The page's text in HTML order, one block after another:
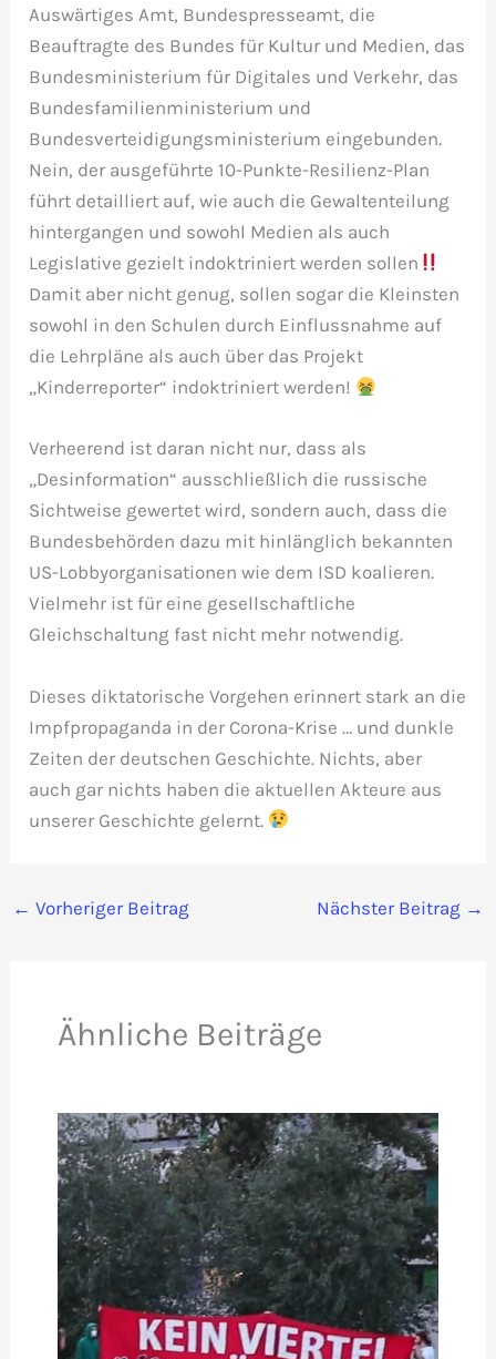
Auswärtiges Amt, Bundespresseamt, die
Beauftragte des Bundes für Kultur und Medien, das
Bundesministerium für Digitales und Verkehr, das
Bundesfamilienministerium und
Bundesverteidigungsministerium eingebunden.
Nein, der ausgeführte 10-Punkte-Resilienz-Plan
führt detailliert auf, wie auch die Gewaltenteilung
hintergangen und sowohl Medien als auch
Legislative gezielt indoktriniert werden sollen
Damit aber nicht genug, sollen sogar die Kleinsten
sowohl in den Schulen durch Einflussnahme auf
die Lehrpläne als auch über das Projekt
„Kinderreporter“ indoktriniert werden!
Verheerend ist daran nicht nur, dass als
„Desinformation“ ausschließlich die russische
Sichtweise gewertet wird, sondern auch, dass die
Bundesbehörden dazu mit hinlänglich bekannten
US-Lobbyorganisationen wie dem ISD koalieren.
Vielmehr ist für eine gesellschaftliche
Gleichschaltung fast nicht mehr notwendig.
Dieses diktatorische Vorgehen erinnert stark an die
Impfpropaganda in der Corona-Krise … und dunkle
Zeiten der deutschen Geschichte. Nichts, aber
auch gar nichts haben die aktuellen Akteure aus
unserer Geschichte gelernt.
← Vorheriger Beitrag Nächster Beitrag →
Ähnliche Beiträge